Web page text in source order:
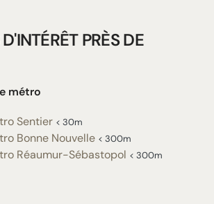
PRÈS DE
métro
Sentier < 30m
Bonne Nouvelle < 300m
Réaumur-Sébastopol < 300m